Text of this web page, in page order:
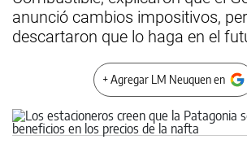
anunció cambios impositivos,
descartaron que lo haga en el
+ Agregar LM Neuquen en